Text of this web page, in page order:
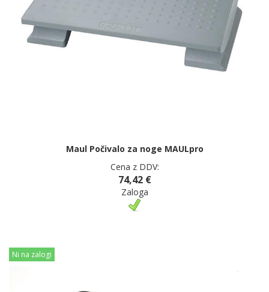
Maul Počivalo za noge MAULpro
Cena z DDV:
74,42 €
Zaloga
Ni na zalogi